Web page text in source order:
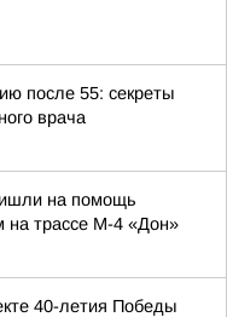
после 55: секреты
врача
на помощь
на трассе М-4 «Дон»
40-летия Победы